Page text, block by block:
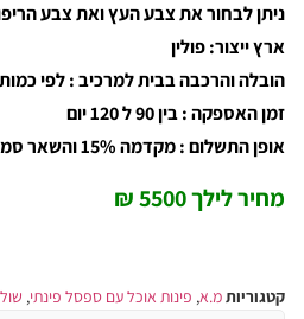
ניתן לבחור את צבע העץ ואת צבע
ארץ ייצור: פולין
הובלה והרכבה בבית למרכיב : לפי
זמן האספקה : בין 90 ל 120 יום
אופן התשלום : מקדמה 15% והשאר סמוך לקבלת הסט
מחיר לילך 5500 ₪
קטגוריותמ.א, פינות אוכל עם ספסל פינתי,